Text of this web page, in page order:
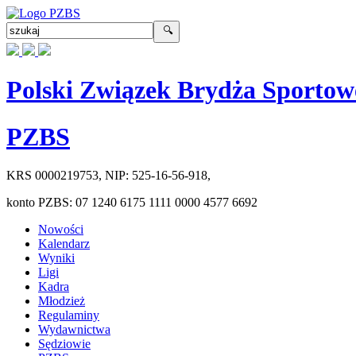
Polski Związek Brydża
PZBS
KRS 0000219753, NIP: 525-16-56-918,
konto PZBS: 07 1240 6175 1111 0000 4577 6692
Nowości
Kalendarz
Wyniki
Ligi
Kadra
Młodzież
Regulaminy
Wydawnictwa
Sędziowie